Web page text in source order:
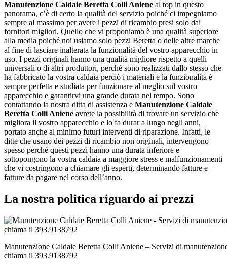
Manutenzione Caldaie Beretta Colli Aniene al top in questo
panorama, c’è di certo la qualità del servizio poiché ci impegniamo
sempre al massimo per avere i pezzi di ricambio presi solo dai
fornitori migliori. Quello che vi proponiamo è una qualità superiore
alla media poiché noi usiamo solo pezzi Beretta o delle altre marche
al fine di lasciare inalterata la funzionalità del vostro apparecchio in
uso. I pezzi originali hanno una qualità migliore rispetto a quelli
universali o di altri produttori, perché sono realizzati dallo stesso che
ha fabbricato la vostra caldaia perciò i materiali e la funzionalità è
sempre perfetta e studiata per funzionare al meglio sul vostro
apparecchio e garantirvi una grande durata nel tempo. Sono
contattando la nostra ditta di assistenza e Manutenzione Caldaie
Beretta Colli Aniene avrete la possibilità di trovare un servizio che
migliora il vostro apparecchio e lo fa durar a lungo negli anni,
portato anche al minimo futuri interventi di riparazione. Infatti, le
ditte che usano dei pezzi di ricambio non originali, intervengono
spesso perché questi pezzi hanno una durata inferiore e
sottopongono la vostra caldaia a maggiore stress e malfunzionamenti
che vi costringono a chiamare gli esperti, determinando fatture e
fatture da pagare nel corso dell’anno.
La nostra politica riguardo ai prezzi
Manutenzione Caldaie Beretta Colli Aniene – Servizi di
chiama il 393.9138792